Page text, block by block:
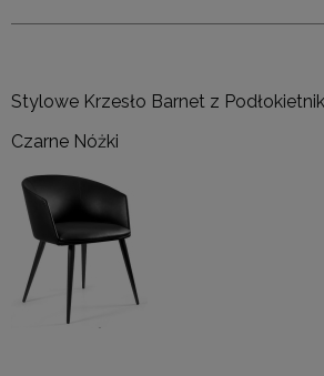
Stylowe Krzesło Barnet z
Czarne Nóżki